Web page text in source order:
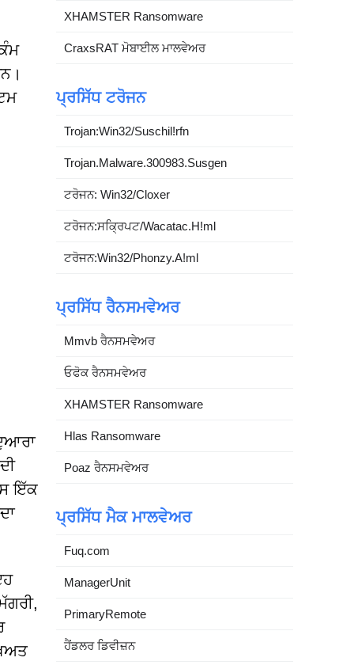
ਇੱਕ
XHAMSTER Ransomware
CraxsRAT ਮੋਬਾਈਲ ਮਾਲਵੇਅਰ
ਪ੍ਰਸਿੱਧ ਟਰੋਜਨ
Trojan:Win32/Suschil!rfn
Trojan.Malware.300983.Susgen
ਟਰੋਜਨ: Win32/Cloxer
ਟਰੋਜਨ:ਸਕ੍ਰਿਪਟ/Wacatac.H!ml
ਟਰੋਜਨ:Win32/Phonzy.A!ml
ਪ੍ਰਸਿੱਧ ਰੈਨਸਮਵੇਅਰ
Mmvb ਰੈਨਸਮਵੇਅਰ
ਓਫੋਕ ਰੈਨਸਮਵੇਅਰ
XHAMSTER Ransomware
Hlas Ransomware
Poaz ਰੈਨਸਮਵੇਅਰ
ਪ੍ਰਸਿੱਧ ਮੈਕ ਮਾਲਵੇਅਰ
Fuq.com
ManagerUnit
PrimaryRemote
ਹੈਂਡਲਰ ਡਿਵੀਜ਼ਨ